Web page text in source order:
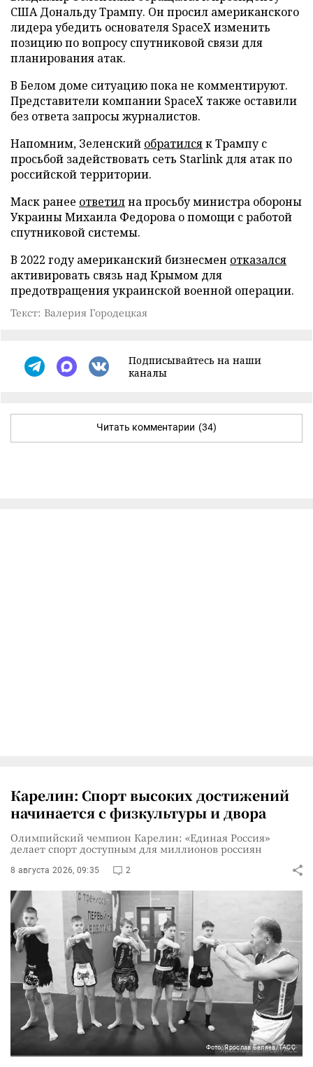
США Дональду Трампу. Он просил американского
лидера убедить основателя SpaceX изменить
позицию по вопросу спутниковой связи для
планирования атак.
В Белом доме ситуацию пока не комментируют.
Представители компании SpaceX также оставили
без ответа запросы журналистов.
Напомним, Зеленский обратилсяк Трампу с
просьбой задействовать сеть Starlink для атак по
российской территории.
Маск ранее ответилна просьбу министра обороны
Украины Михаила Федорова о помощи с работой
спутниковой системы.
В 2022 году американский бизнесмен отказался
активировать связь над Крымом для
предотвращения украинской военной операции.
Текст: Валерия Городецкая
Подписывайтесь на наши
каналы
Читать комментарии (34)
Карелин: Спорт высоких достижений
начинается с физкультуры и двора
Олимпийский чемпион Карелин: «Единая Россия»
делает спорт доступным для миллионов россиян
8 августа 2026, 09:35 2
Фото: Ярослав Беляев/ТАСС